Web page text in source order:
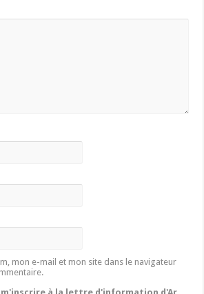
mon e-mail et mon site dans le navigateur